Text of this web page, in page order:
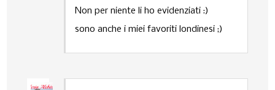
Non per niente li ho evidenziati :)
sono anche i miei favoriti londinesi ;)